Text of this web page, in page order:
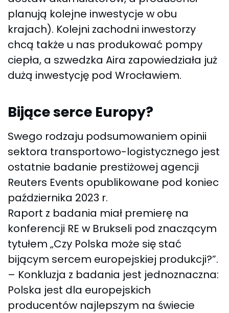
planują kolejne inwestycje w obu
krajach). Kolejni zachodni inwestorzy
chcą także u nas produkować pompy
ciepła, a szwedzka Aira zapowiedziała już
dużą inwestycję pod Wrocławiem.
Bijące serce Europy?
Swego rodzaju podsumowaniem opinii
sektora transportowo-logistycznego jest
ostatnie badanie prestiżowej agencji
Reuters Events opublikowane pod koniec
października 2023 r.
Raport z badania miał premierę na
konferencji RE w Brukseli pod znaczącym
tytułem „Czy Polska może się stać
bijącym sercem europejskiej produkcji?”.
– Konkluzja z badania jest jednoznaczna:
Polska jest dla europejskich
producentów najlepszym na świecie